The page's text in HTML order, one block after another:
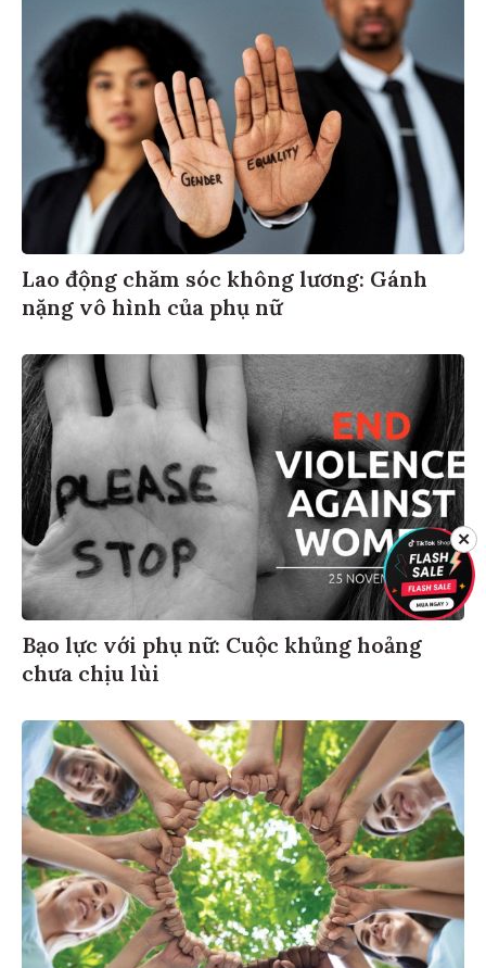
Lao động chăm sóc không lương: Gánh
nặng vô hình của phụ nữ
Bạo lực với phụ nữ: Cuộc khủng hoảng
chưa chịu lùi
✕